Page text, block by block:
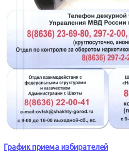
График приема избирателей